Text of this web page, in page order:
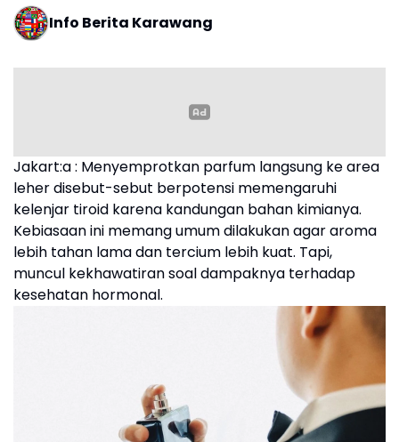
Info Berita Karawang
Jakart:a : Menyemprotkan parfum langsung ke area
leher disebut-sebut berpotensi memengaruhi
kelenjar tiroid karena kandungan bahan kimianya.
Kebiasaan ini memang umum dilakukan agar aroma
lebih tahan lama dan tercium lebih kuat. Tapi,
muncul kekhawatiran soal dampaknya terhadap
kesehatan hormonal.